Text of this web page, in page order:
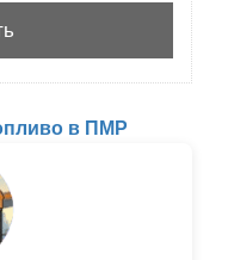
в ПМР